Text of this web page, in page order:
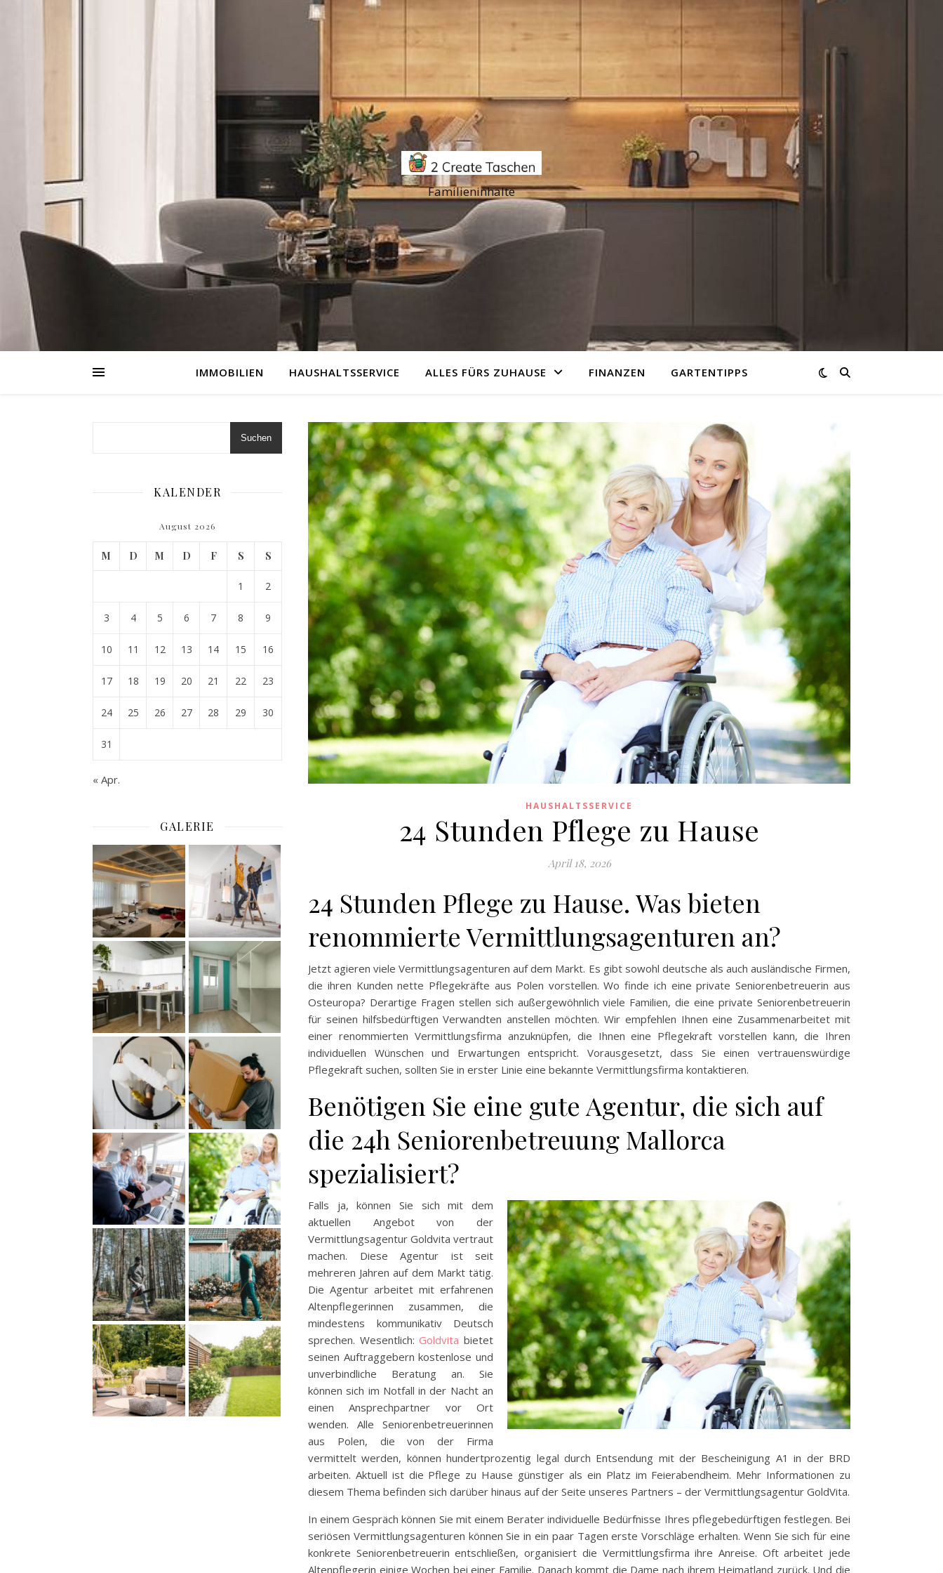
Familieninhalte
IMMOBILIEN HAUSHALTSSERVICE ALLES FÜRS ZUHAUSE FINANZEN GARTENTIPPS
Suchen
KALENDER
August 2026
M D M D F S S
1 2
3 4 5 6 7 8 9
10 11 12 13 14 15 16
17 18 19 20 21 22 23
24 25 26 27 28 29 30
31
« Apr.
GALERIE
HAUSHALTSSERVICE
24 Stunden Pflege zu Hause
April 18, 2026
24 Stunden Pflege zu Hause. Was bieten
renommierte Vermittlungsagenturen an?
Jetzt agieren viele Vermittlungsagenturen auf dem Markt. Es gibt sowohl deutsche als auch ausländische Firmen,
die ihren Kunden nette Pflegekräfte aus Polen vorstellen. Wo finde ich eine private Seniorenbetreuerin aus
Osteuropa? Derartige Fragen stellen sich außergewöhnlich viele Familien, die eine private Seniorenbetreuerin
für seinen hilfsbedürftigen Verwandten anstellen möchten. Wir empfehlen Ihnen eine Zusammenarbeitet mit
einer renommierten Vermittlungsfirma anzuknüpfen, die Ihnen eine Pflegekraft vorstellen kann, die Ihren
individuellen Wünschen und Erwartungen entspricht. Vorausgesetzt, dass Sie einen vertrauenswürdige
Pflegekraft suchen, sollten Sie in erster Linie eine bekannte Vermittlungsfirma kontaktieren.
Benötigen Sie eine gute Agentur, die sich auf
die 24h Seniorenbetreuung Mallorca
spezialisiert?
Falls ja, können Sie sich mit dem
aktuellen Angebot von der
Vermittlungsagentur Goldvita vertraut
machen. Diese Agentur ist seit
mehreren Jahren auf dem Markt tätig.
Die Agentur arbeitet mit erfahrenen
Altenpflegerinnen zusammen, die
mindestens kommunikativ Deutsch
sprechen. Wesentlich: Goldvita bietet
seinen Auftraggebern kostenlose und
unverbindliche Beratung an. Sie
können sich im Notfall in der Nacht an
einen Ansprechpartner vor Ort
wenden. Alle Seniorenbetreuerinnen
aus Polen, die von der Firma
vermittelt werden, können hundertprozentig legal durch Entsendung mit der Bescheinigung A1 in der BRD
arbeiten. Aktuell ist die Pflege zu Hause günstiger als ein Platz im Feierabendheim. Mehr Informationen zu
diesem Thema befinden sich darüber hinaus auf der Seite unseres Partners – der Vermittlungsagentur GoldVita.
In einem Gespräch können Sie mit einem Berater individuelle Bedürfnisse Ihres pflegebedürftigen festlegen. Bei
seriösen Vermittlungsagenturen können Sie in ein paar Tagen erste Vorschläge erhalten. Wenn Sie sich für eine
konkrete Seniorenbetreuerin entschließen, organisiert die Vermittlungsfirma ihre Anreise. Oft arbeitet jede
Altenpflegerin einige Wochen bei einer Familie. Danach kommt die Dame nach ihrem Heimatland zurück. Und die